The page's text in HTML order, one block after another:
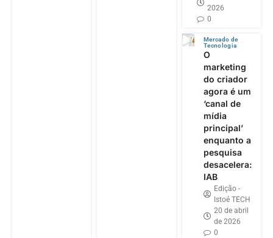
2026
0
Mercado de
Tecnologia
O
marketing
do criador
agora é um
‘canal de
mídia
principal’
enquanto a
pesquisa
desacelera:
IAB
Edição -
Istoé TECH
20 de abril
de 2026
0